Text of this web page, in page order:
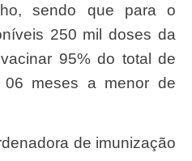
sendo que para o
250 mil doses da
95% do total de
06 meses a menor de